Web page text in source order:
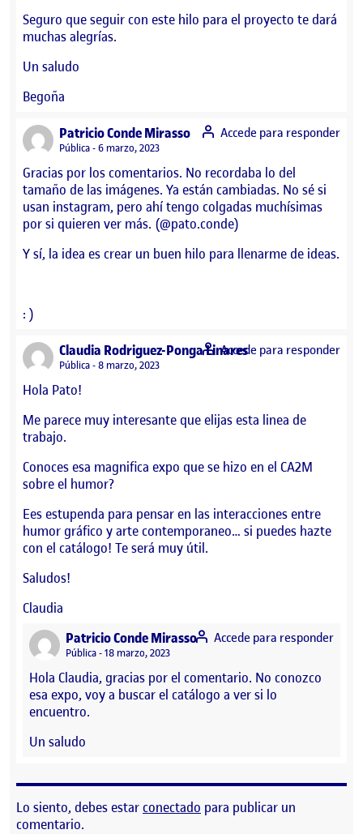
Seguro que seguir con este hilo para el proyecto te dará
muchas alegrías.
Un saludo
Begoña
Patricio Conde Mirassosays:
Visibilidad:
Pública 6 marzo, 2023
Gracias por los comentarios. No recordaba lo del
tamaño de las imágenes. Ya están cambiadas. No sé si
usan instagram, pero ahí tengo colgadas muchísimas
por si quieren ver más. (@pato.conde)
Y sí, la idea es crear un buen hilo para llenarme de ideas.
: )
Accede para responder
Claudia Rodriguez-Ponga Linaressays:
Visibilidad:
Pública 8 marzo, 2023
Hola Pato!
Me parece muy interesante que elijas esta linea de
trabajo.
Conoces esa magnifica expo que se hizo en el CA2M
sobre el humor?
Ees estupenda para pensar en las interacciones entre
humor gráfico y arte contemporaneo… si puedes hazte
con el catálogo! Te será muy útil.
Saludos!
Claudia
Accede para responder
Patricio Conde Mirassosays:
Visibilidad:
Pública 18 marzo, 2023
Hola Claudia, gracias por el comentario. No conozco
esa expo, voy a buscar el catálogo a ver si lo
encuentro.
Un saludo
Accede para responder
Lo siento, debes estarconectado para publicar un
comentario.